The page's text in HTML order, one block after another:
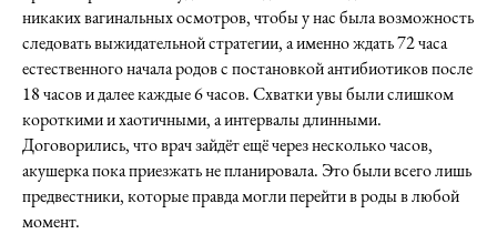
никаких вагинальных осмотров, чтобы у нас была возможность
следовать выжидательной стратегии, а именно ждать 72 часа
естественного начала родов с постановкой антибиотиков после
18 часов и далее каждые 6 часов. Схватки увы были слишком
короткими и хаотичными, а интервалы длинными.
Договорились, что врач зайдёт ещё через несколько часов,
акушерка пока приезжать не планировала. Это были всего лишь
предвестники, которые правда могли перейти в роды в любой
момент.